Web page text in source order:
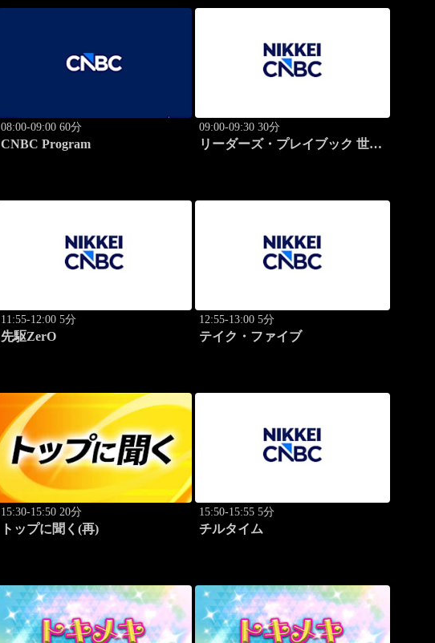
08:00-09:00 60分
CNBC Program
09:00-09:30 30分
リーダーズ・プレイブック 世界
11:55-12:00 5分
先駆ZerO
12:55-13:00 5分
テイク・ファイブ
15:30-15:50 20分
トップに聞く(再)
15:50-15:55 5分
チルタイム